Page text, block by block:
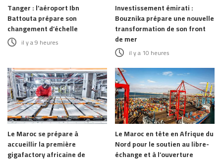
Tanger : l’aéroport Ibn
Battouta prépare son
changement d’échelle
il y a 9 heures
Investissement émirati :
Bouznika prépare une nouvelle
transformation de son front
de mer
il y a 10 heures
Le Maroc se prépare à
accueillir la première
gigafactory africaine de
Le Maroc en tête en Afrique du
Nord pour le soutien au libre-
échange et à l’ouverture